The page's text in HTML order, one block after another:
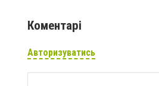
Коментарі
Авторизуватись